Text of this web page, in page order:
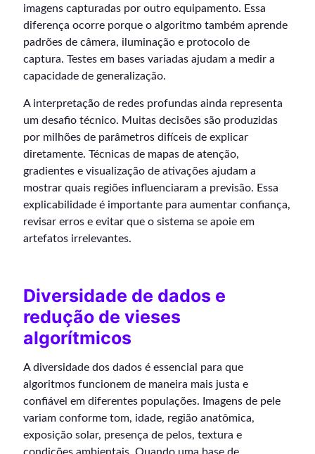
imagens capturadas por outro equipamento. Essa
diferença ocorre porque o algoritmo também aprende
padrões de câmera, iluminação e protocolo de
captura. Testes em bases variadas ajudam a medir a
capacidade de generalização.
A interpretação de redes profundas ainda representa
um desafio técnico. Muitas decisões são produzidas
por milhões de parâmetros difíceis de explicar
diretamente. Técnicas de mapas de atenção,
gradientes e visualização de ativações ajudam a
mostrar quais regiões influenciaram a previsão. Essa
explicabilidade é importante para aumentar confiança,
revisar erros e evitar que o sistema se apoie em
artefatos irrelevantes.
Diversidade de dados e
redução de vieses
algorítmicos
A diversidade dos dados é essencial para que
algoritmos funcionem de maneira mais justa e
confiável em diferentes populações. Imagens de pele
variam conforme tom, idade, região anatômica,
exposição solar, presença de pelos, textura e